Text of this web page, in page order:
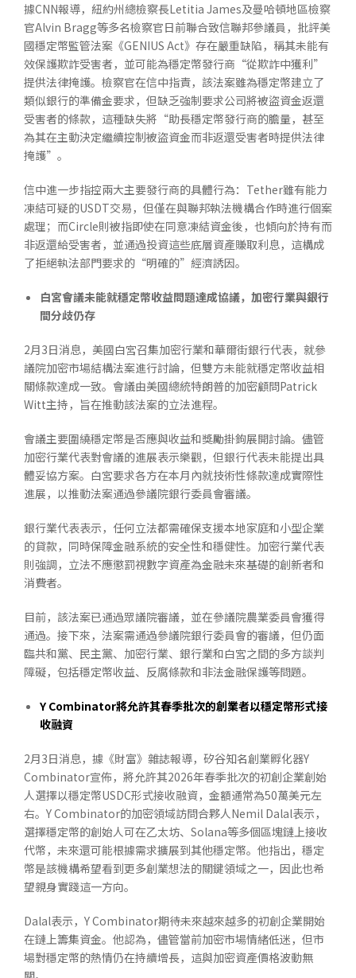
據CNN報導，紐約州總檢察長Letitia James及曼哈頓地區檢察
官Alvin Bragg等多名檢察官日前聯合致信聯邦參議員，批評美
國穩定幣監管法案《GENIUS Act》存在嚴重缺陷，稱其未能有
效保護欺詐受害者，並可能為穩定幣發行商“從欺詐中獲利”
提供法律掩護。檢察官在信中指責，該法案雖為穩定幣建立了
類似銀行的準備金要求，但缺乏強制要求公司將被盜資金返還
受害者的條款，這種缺失將“助長穩定幣發行商的膽量，甚至
為其在主動決定繼續控制被盜資金而非返還受害者時提供法律
掩護”。
信中進一步指控兩大主要發行商的具體行為：Tether雖有能力
凍結可疑的USDT交易，但僅在與聯邦執法機構合作時進行個案
處理；而Circle則被指即使在同意凍結資金後，也傾向於持有而
非返還給受害者，並通過投資這些底層資產賺取利息，這構成
了拒絕執法部門要求的“明確的”經濟誘因。
白宮會議未能就穩定幣收益問題達成協議，加密行業與銀行
間分歧仍存
2月3日消息，美國白宮召集加密行業和華爾街銀行代表，就參
議院加密市場結構法案進行討論，但雙方未能就穩定幣收益相
關條款達成一致。會議由美國總統特朗普的加密顧問Patrick
Witt主持，旨在推動該法案的立法進程。
會議主要圍繞穩定幣是否應與收益和獎勵掛鉤展開討論。儘管
加密行業代表對會議的進展表示樂觀，但銀行代表未能提出具
體妥協方案。白宮要求各方在本月內就技術性條款達成實際性
進展，以推動法案通過參議院銀行委員會審議。
銀行業代表表示，任何立法都需確保支援本地家庭和小型企業
的貸款，同時保障金融系統的安全性和穩健性。加密行業代表
則強調，立法不應懲罰視數字資產為金融未來基礎的創新者和
消費者。
目前，該法案已通過眾議院審議，並在參議院農業委員會獲得
通過。接下來，法案需通過參議院銀行委員會的審議，但仍面
臨共和黨、民主黨、加密行業、銀行業和白宮之間的多方談判
障礙，包括穩定幣收益、反腐條款和非法金融保護等問題。
Y Combinator將允許其春季批次的創業者以穩定幣形式接
收融資
2月3日消息，據《財富》雜誌報導，矽谷知名創業孵化器Y
Combinator宣佈，將允許其2026年春季批次的初創企業創始
人選擇以穩定幣USDC形式接收融資，金額通常為50萬美元左
右。Y Combinator的加密領域訪問合夥人Nemil Dalal表示，
選擇穩定幣的創始人可在乙太坊、Solana等多個區塊鏈上接收
代幣，未來還可能根據需求擴展到其他穩定幣。他指出，穩定
幣是該機構希望看到更多創業想法的關鍵領域之一，因此也希
望親身實踐這一方向。
Dalal表示，Y Combinator期待未來越來越多的初創企業開始
在鏈上籌集資金。他認為，儘管當前加密市場情緒低迷，但市
場對穩定幣的熱情仍在持續增長，這與加密資產價格波動無